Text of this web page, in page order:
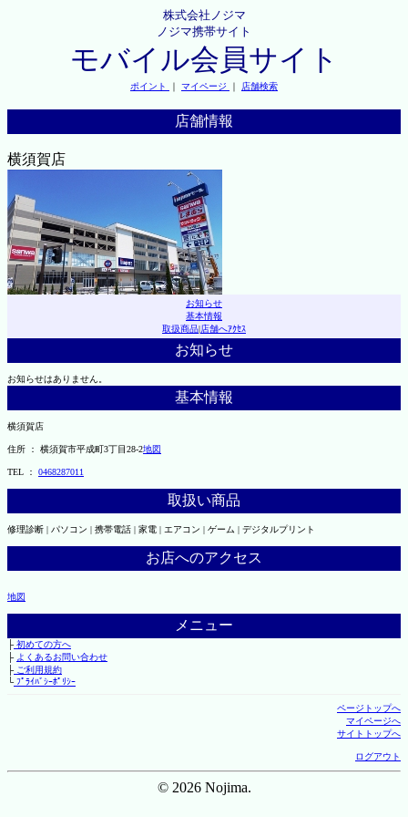
株式会社ノジマ
ノジマ携帯サイト
モバイル会員サイト
ポイント ｜ マイページ ｜ 店舗検索
店舗情報
横須賀店
お知らせ
基本情報
取扱商品|店舗へｱｸｾｽ
お知らせ
お知らせはありません。
基本情報
横須賀店
住所 ： 横須賀市平成町3丁目28-2地図
TEL ： 0468287011
取扱い商品
修理診断 | パソコン | 携帯電話 | 家電 | エアコン | ゲーム | デジタルプリント
お店へのアクセス
地図
メニュー
├初めての方へ
├ よくあるお問い合わせ
├ご利用規約
└ﾌﾟﾗｲﾊﾞｼｰﾎﾟﾘｼｰ
ページトップへ
マイページへ
サイトトップへ
ログアウト
© 2026 Nojima.